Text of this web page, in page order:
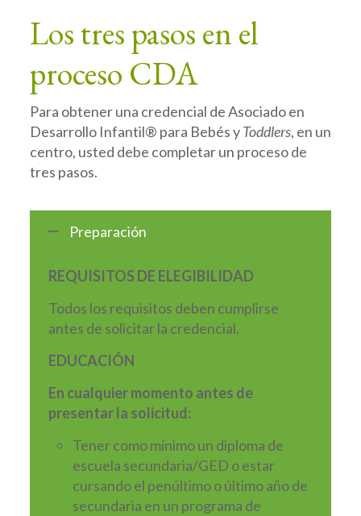
Los tres pasos en el
proceso CDA
Para obtener una credencial de Asociado en
Desarrollo Infantil® para Bebés yToddlers, en un
centro, usted debe completar un proceso de
tres pasos.
Preparación
REQUISITOS DE ELEGIBILIDAD
Todos los requisitos deben cumplirse
antes de solicitar la credencial.
EDUCACIÓN
En cualquier momento antes de
presentar la solicitud:
Tener como mínimo un diploma de
escuela secundaria/GED o estar
cursando el penúltimo o último año de
secundaria en un programa de